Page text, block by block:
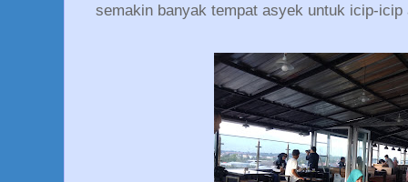
semakin banyak tempat asyek untuk icip-icip